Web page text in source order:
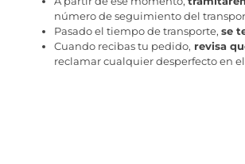
número de seguimiento del
Pasado el tiempo de transporte, se
Cuando recibas tu pedido, revisa
reclamar cualquier desperfecto en